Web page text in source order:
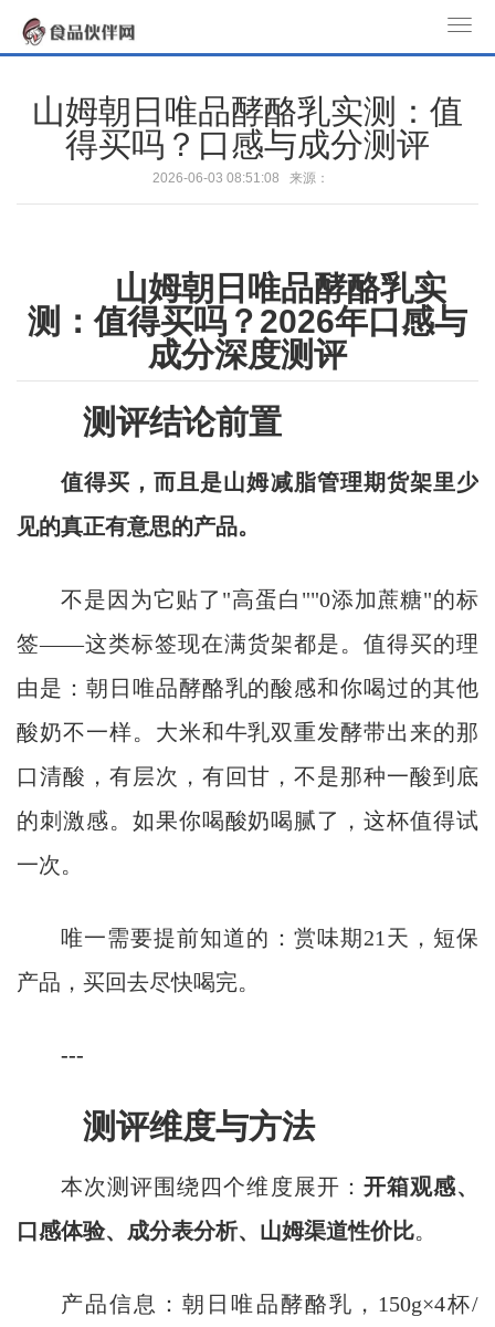
o
山姆朝日唯品酵酪乳实测：值
得买吗？口感与成分测评
2026-06-03 08:51:08 来源：
山姆朝日唯品酵酪乳实
测：值得买吗？2026年口感与
成分深度测评
测评结论前置
值得买，而且是山姆减脂管理期货架里少
见的真正有意思的产品。
不是因为它贴了"高蛋白""0添加蔗糖"的标
签——这类标签现在满货架都是。值得买的理
由是：朝日唯品酵酪乳的酸感和你喝过的其他
酸奶不一样。大米和牛乳双重发酵带出来的那
口清酸，有层次，有回甘，不是那种一酸到底
的刺激感。如果你喝酸奶喝腻了，这杯值得试
一次。
唯一需要提前知道的：赏味期21天，短保
产品，买回去尽快喝完。
---
测评维度与方法
本次测评围绕四个维度展开： 开箱观感、
口感体验、成分表分析、山姆渠道性价比。
产品信息：朝日唯品酵酪乳，150g×4杯/